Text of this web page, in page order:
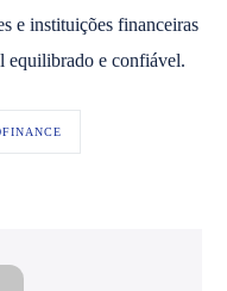
e instituições financeiras
equilibrado e confiável.